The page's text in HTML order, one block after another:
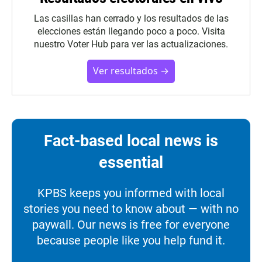
Las casillas han cerrado y los resultados de las
elecciones están llegando poco a poco. Visita
nuestro Voter Hub para ver las actualizaciones.
Ver resultados →
Fact-based local news is
essential
KPBS keeps you informed with local
stories you need to know about — with no
paywall. Our news is free for everyone
because people like you help fund it.